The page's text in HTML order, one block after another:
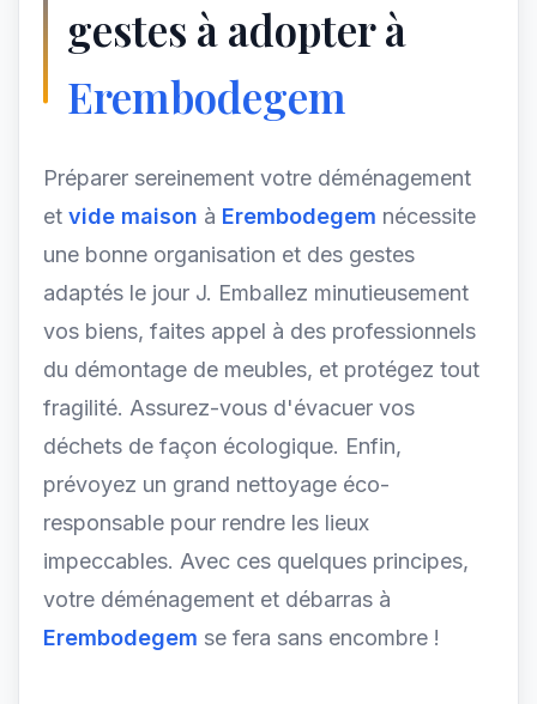
gestes à adopter à
Erembodegem
Préparer sereinement votre déménagement
et vide maison à Erembodegem nécessite
une bonne organisation et des gestes
adaptés le jour J. Emballez minutieusement
vos biens, faites appel à des professionnels
du démontage de meubles, et protégez tout
fragilité. Assurez-vous d'évacuer vos
déchets de façon écologique. Enfin,
prévoyez un grand nettoyage éco-
responsable pour rendre les lieux
impeccables. Avec ces quelques principes,
votre déménagement et débarras à
Erembodegem se fera sans encombre !